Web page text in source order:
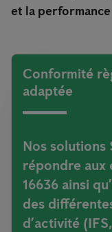
et la
Conformité
adaptée
Nos solutions
répondre aux
16636 ainsi
des
d’activité